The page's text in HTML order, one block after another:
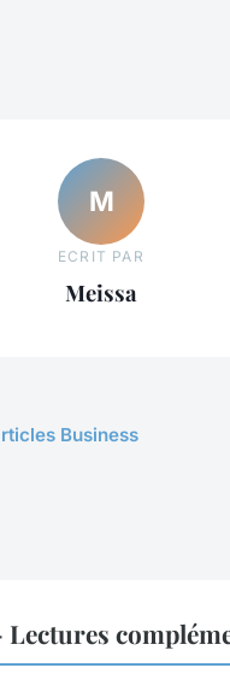
M
ECRIT PAR
Meissa
Business